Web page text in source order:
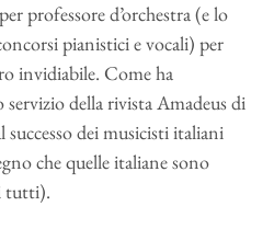
professore d’orchestra (e lo
pianistici e vocali) per
invidiabile. Come ha
della rivista Amadeus di
successo dei musicisti italiani
che quelle italiane sono
tutti).